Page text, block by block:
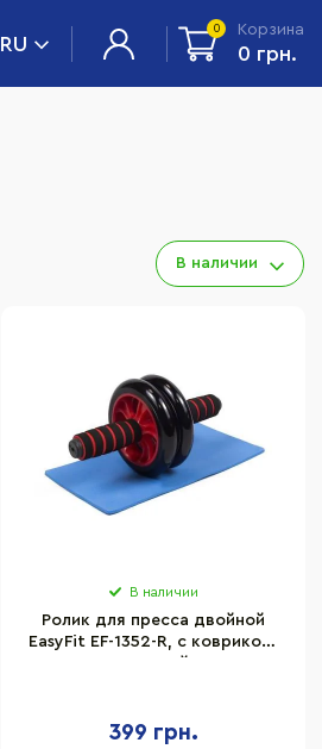
RU
0 Корзина
0 грн.
В наличии
В наличии
Ролик для пресса двойной
EasyFit EF-1352-R, с ковриком,
399 грн.